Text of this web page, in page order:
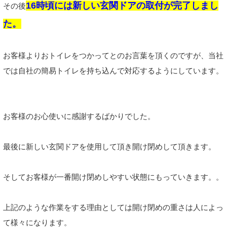
その後16時頃には新しい玄関ドアの取付が完了しまし
た。
お客様よりおトイレをつかってとのお言葉を頂くのですが、当社
では自社の簡易トイレを持ち込んで対応するようにしています。
お客様のお心使いに感謝するばかりでした。
最後に新しい玄関ドアを使用して頂き開け閉めして頂きます。
そしてお客様が一番開け閉めしやすい状態にもっていきます。。
上記のような作業をする理由としては開け閉めの重さは人によっ
て様々になります。